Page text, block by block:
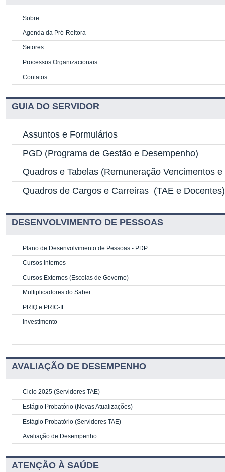
Sobre
Agenda da Pró-Reitora
Setores
Processos Organizacionais
Contatos
GUIA DO SERVIDOR
Assuntos e Formulários
PGD (Programa de Gestão e Desempenho)
Quadros e Tabelas (Remuneração Vencimentos
Quadros de Cargos e Carreiras (TAE e Docentes)
DESENVOLVIMENTO DE PESSOAS
Plano de Desenvolvimento de Pessoas - PDP
Cursos Internos
Cursos Externos (Escolas de Governo)
Multiplicadores do Saber
PRIQ e PRIC-IE
Investimento
AVALIAÇÃO DE DESEMPENHO
Ciclo 2025 (Servidores TAE)
Estágio Probatório (Novas Atualizações)
Estágio Probatório (Servidores TAE)
Avaliação de Desempenho
ATENÇÃO À SAÚDE